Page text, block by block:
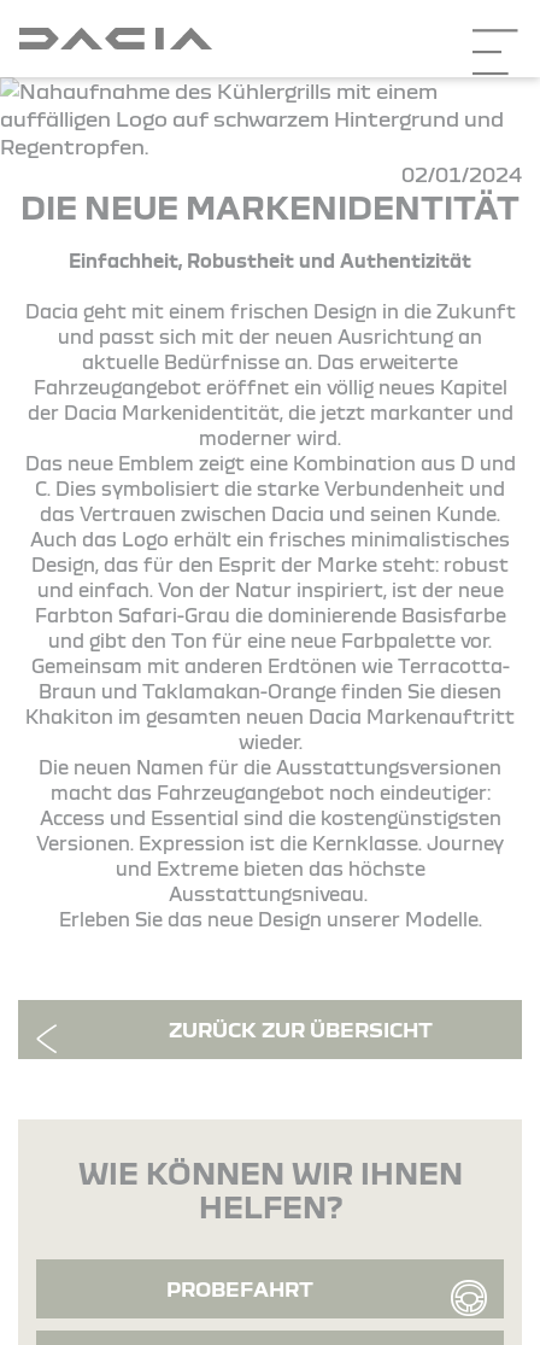
02/01/2024
DIE NEUE MARKENIDENTITÄT
Einfachheit, Robustheit und Authentizität
Dacia geht mit einem frischen Design in die Zukunft
und passt sich mit der neuen Ausrichtung an
aktuelle Bedürfnisse an. Das erweiterte
Fahrzeugangebot eröffnet ein völlig neues Kapitel
der Dacia Markenidentität, die jetzt markanter und
moderner wird.
Das neue Emblem zeigt eine Kombination aus D und
C. Dies symbolisiert die starke Verbundenheit und
das Vertrauen zwischen Dacia und seinen Kunde.
Auch das Logo erhält ein frisches minimalistisches
Design, das für den Esprit der Marke steht: robust
und einfach. Von der Natur inspiriert, ist der neue
Farbton Safari-Grau die dominierende Basisfarbe
und gibt den Ton für eine neue Farbpalette vor.
Gemeinsam mit anderen Erdtönen wie Terracotta-
Braun und Taklamakan-Orange finden Sie diesen
Khakiton im gesamten neuen Dacia Markenauftritt
wieder.
Die neuen Namen für die Ausstattungsversionen
macht das Fahrzeugangebot noch eindeutiger:
Access und Essential sind die kostengünstigsten
Versionen. Expression ist die Kernklasse. Journey
und Extreme bieten das höchste
Ausstattungsniveau.
Erleben Sie das neue Design unserer Modelle.
ZURÜCK ZUR ÜBERSICHT
WIE KÖNNEN WIR IHNEN
HELFEN?
PROBEFAHRT